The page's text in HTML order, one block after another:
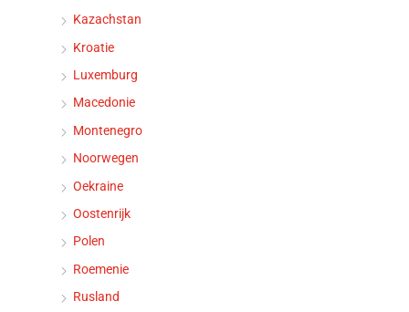
Kazachstan
Kroatie
Luxemburg
Macedonie
Montenegro
Noorwegen
Oekraine
Oostenrijk
Polen
Roemenie
Rusland